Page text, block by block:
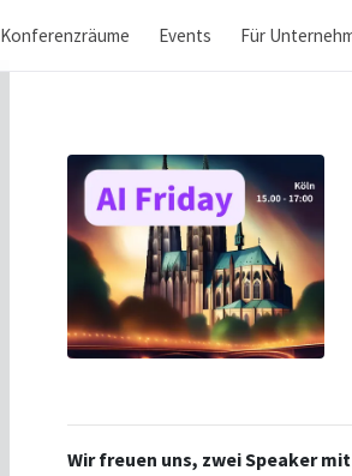
Konferenzräume Events Für
Wir freuen uns, zwei Speaker